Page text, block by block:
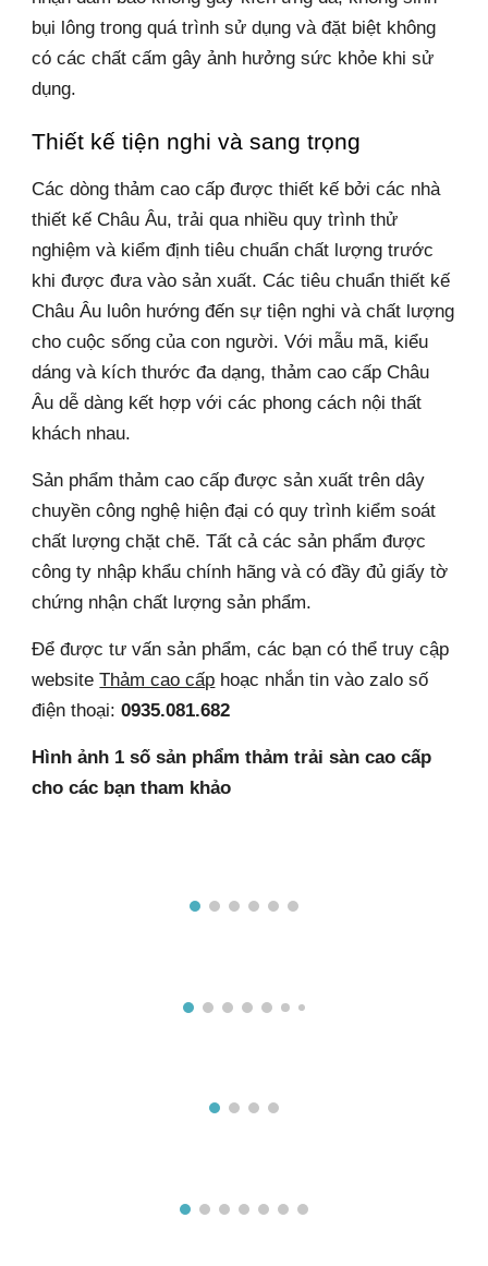
bụi lông trong quá trình sử dụng và đặt biệt không
có các chất cấm gây ảnh hưởng sức khỏe khi sử
dụng.
Thiết kế tiện nghi và sang trọng
Các dòng thảm cao cấp được thiết kế bởi các nhà
thiết kế Châu Âu, trải qua nhiều quy trình thử
nghiệm và kiểm định tiêu chuẩn chất lượng trước
khi được đưa vào sản xuất. Các tiêu chuẩn thiết kế
Châu Âu luôn hướng đến sự tiện nghi và chất lượng
cho cuộc sống của con người. Với mẫu mã, kiểu
dáng và kích thước đa dạng, thảm cao cấp Châu
Âu dễ dàng kết hợp với các phong cách nội thất
khách nhau.
Sản phẩm thảm cao cấp được sản xuất trên dây
chuyền công nghệ hiện đại có quy trình kiểm soát
chất lượng chặt chẽ. Tất cả các sản phẩm được
công ty nhập khẩu chính hãng và có đầy đủ giấy tờ
chứng nhận chất lượng sản phẩm.
Để được tư vấn sản phẩm, các bạn có thể truy cập
website Thảm cao cấp hoạc nhắn tin vào zalo số
điện thoại: 0935.081.682
Hình ảnh 1 số sản phẩm thảm trải sàn cao cấp
cho các bạn tham khảo